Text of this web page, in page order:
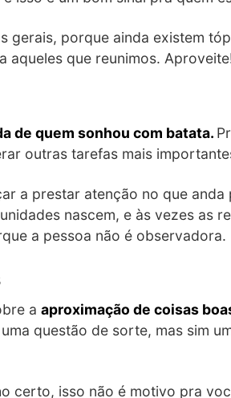
gerais, porque ainda existem
aqueles que reunimos.
de quem sonhou com batata.
outras tarefas mais
a prestar atenção no que
nascem, e às vezes as
a pessoa não é observadora.
a aproximação de coisas
questão de sorte, mas sim
certo, isso não é motivo pra